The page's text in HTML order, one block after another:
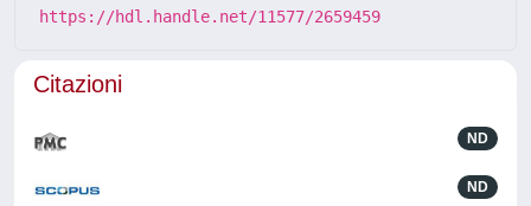
https://hdl.handle.net/11577/2659459
Citazioni
ND
ND